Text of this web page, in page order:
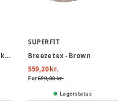
Superfit Supies 4S Sneaker - Blå
SUPERFIT
Breeze tex - Brown
559,20 kr.
Før699,00 kr.
Lagerstatus